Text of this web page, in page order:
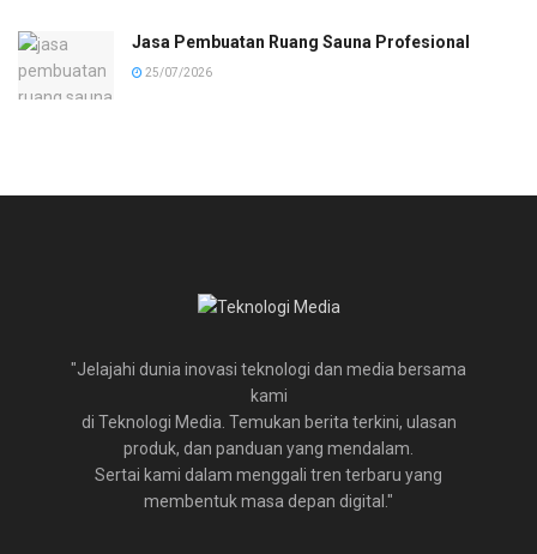
Jasa Pembuatan Ruang Sauna Profesional
25/07/2026
"Jelajahi dunia inovasi teknologi dan media bersama
kami
di Teknologi Media. Temukan berita terkini, ulasan
produk, dan panduan yang mendalam.
Sertai kami dalam menggali tren terbaru yang
membentuk masa depan digital."